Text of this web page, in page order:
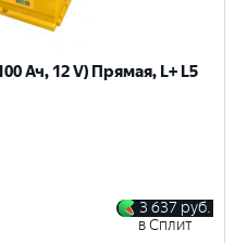
Ач, 12 V) Прямая, L+ L5
3 637 руб.
в Сплит